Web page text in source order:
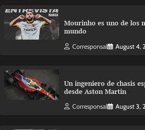
Mourinho es uno de los
mundo
Corresponsal August 4,
Un ingeniero de chasis
desde Aston Martin
Corresponsal August 3,